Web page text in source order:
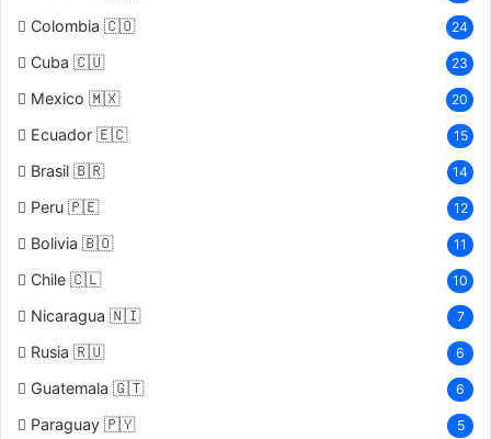
Colombia 🇨🇴 24
Cuba 🇨🇺 23
Mexico 🇲🇽 20
Ecuador 🇪🇨 15
Brasil 🇧🇷 14
Peru 🇵🇪 12
Bolivia 🇧🇴 11
Chile 🇨🇱 10
Nicaragua 🇳🇮 7
Rusia 🇷🇺 6
Guatemala 🇬🇹 6
Paraguay 🇵🇾 5